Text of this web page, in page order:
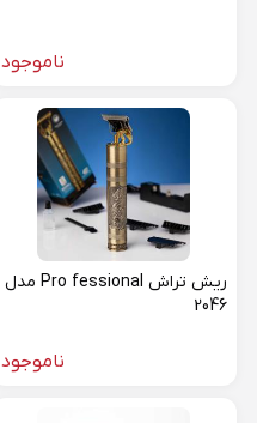
ناموجود
ریش تراش Pro fessional مدل
2046
ناموجود